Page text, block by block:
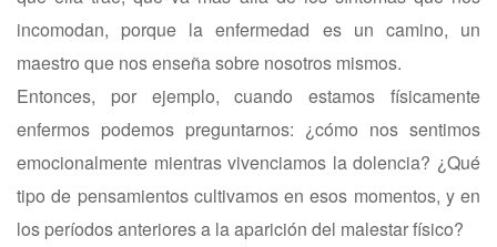
incomodan, porque la enfermedad es un camino, un
maestro que nos enseña sobre nosotros mismos.
Entonces, por ejemplo, cuando estamos físicamente
enfermos podemos preguntarnos: ¿cómo nos sentimos
emocionalmente mientras vivenciamos la dolencia? ¿Qué
tipo de pensamientos cultivamos en esos momentos, y en
los períodos anteriores a la aparición del malestar físico?